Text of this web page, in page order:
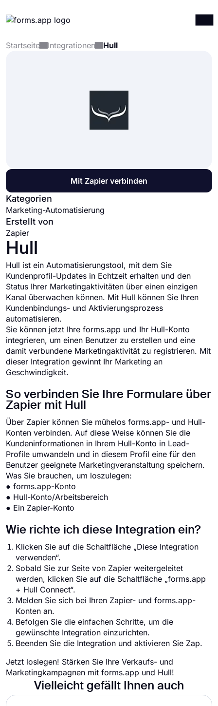
Produkte
Startseite Integrationen Hull
Mit Zapier verbinden
Kategorien
Marketing-Automatisierung
Erstellt von
Zapier
Hull
Hull ist ein Automatisierungstool, mit dem Sie
Kundenprofil-Updates in Echtzeit erhalten und den
Status Ihrer Marketingaktivitäten über einen einzigen
Kanal überwachen können. Mit Hull können Sie Ihren
Kundenbindungs- und Aktivierungsprozess
automatisieren.
Sie können jetzt Ihre forms.app und Ihr Hull-Konto
integrieren, um einen Benutzer zu erstellen und eine
damit verbundene Marketingaktivität zu registrieren. Mit
dieser Integration gewinnt Ihr Marketing an
Geschwindigkeit.
So verbinden Sie Ihre Formulare über
Zapier mit Hull
Über Zapier können Sie mühelos forms.app- und Hull-
Konten verbinden. Auf diese Weise können Sie die
Kundeninformationen in Ihrem Hull-Konto in Lead-
Profile umwandeln und in diesem Profil eine für den
Benutzer geeignete Marketingveranstaltung speichern.
Was Sie brauchen, um loszulegen:
● forms.app-Konto
● Hull-Konto/Arbeitsbereich
● Ein Zapier-Konto
Wie richte ich diese Integration ein?
Klicken Sie auf die Schaltfläche „Diese Integration
verwenden“.
Sobald Sie zur Seite von Zapier weitergeleitet
werden, klicken Sie auf die Schaltfläche „forms.app
+ Hull Connect“.
Melden Sie sich bei Ihren Zapier- und forms.app-
Konten an.
Befolgen Sie die einfachen Schritte, um die
gewünschte Integration einzurichten.
Beenden Sie die Integration und aktivieren Sie Zap.
Jetzt loslegen! Stärken Sie Ihre Verkaufs- und
Marketingkampagnen mit forms.app und Hull!
Vielleicht gefällt Ihnen auch